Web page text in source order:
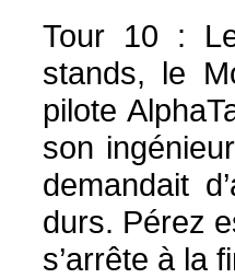
Tour 10 :
stands, le
pilote
son
demandait
durs. Pérez
s’arrête à la